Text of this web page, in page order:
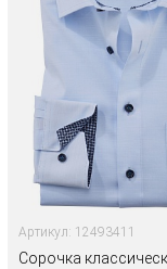
Артикул: 12493411
Сорочка